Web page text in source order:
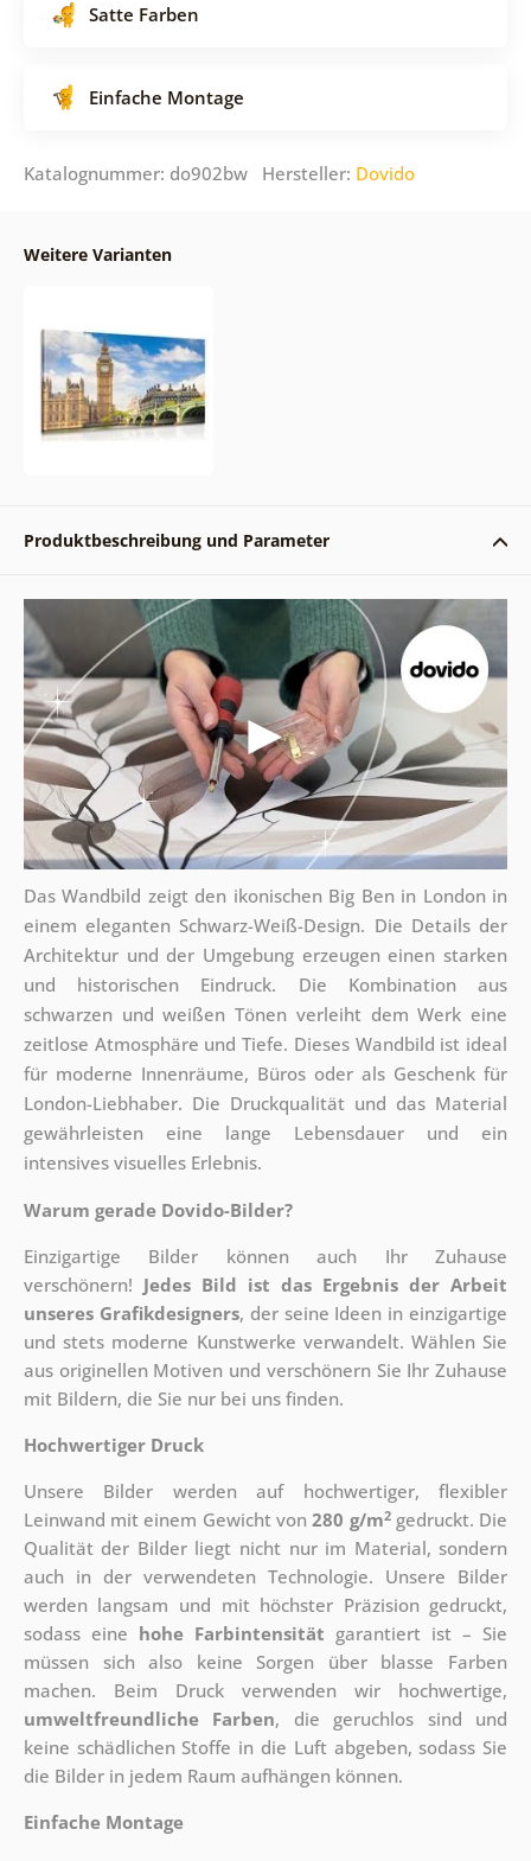
Satte Farben
Einfache Montage
Katalognummer: do902bw Hersteller: Dovido
Weitere Varianten
Produktbeschreibung und Parameter
Das Wandbild zeigt den ikonischen Big Ben in London in
einem eleganten Schwarz-Weiß-Design. Die Details der
Architektur und der Umgebung erzeugen einen starken
und historischen Eindruck. Die Kombination aus
schwarzen und weißen Tönen verleiht dem Werk eine
zeitlose Atmosphäre und Tiefe. Dieses Wandbild ist ideal
für moderne Innenräume, Büros oder als Geschenk für
London-Liebhaber. Die Druckqualität und das Material
gewährleisten eine lange Lebensdauer und ein
intensives visuelles Erlebnis.
Warum gerade Dovido-Bilder?
Einzigartige Bilder können auch Ihr Zuhause
verschönern! Jedes Bild ist das Ergebnis der Arbeit
unseres Grafikdesigners, der seine Ideen in einzigartige
und stets moderne Kunstwerke verwandelt. Wählen Sie
aus originellen Motiven und verschönern Sie Ihr Zuhause
mit Bildern, die Sie nur bei uns finden.
Hochwertiger Druck
Unsere Bilder werden auf hochwertiger, flexibler
Leinwand mit einem Gewicht von280 g/m2gedruckt. Die
Qualität der Bilder liegt nicht nur im Material, sondern
auch in der verwendeten Technologie. Unsere Bilder
werden langsam und mit höchster Präzision gedruckt,
sodass eine hohe Farbintensität garantiert ist – Sie
müssen sich also keine Sorgen über blasse Farben
machen. Beim Druck verwenden wir hochwertige,
umweltfreundliche Farben, die geruchlos sind und
keine schädlichen Stoffe in die Luft abgeben, sodass Sie
die Bilder in jedem Raum aufhängen können.
Einfache Montage